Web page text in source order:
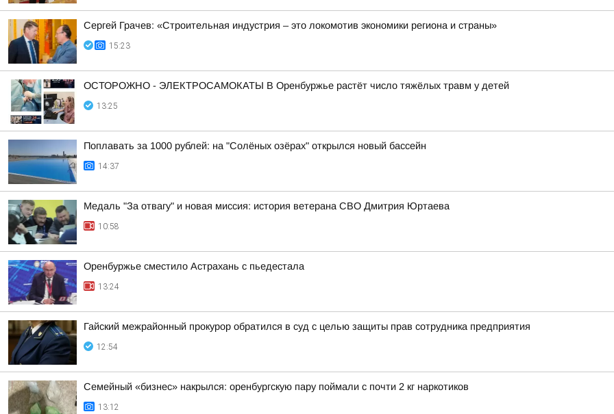
Сергей Грачев: «Строительная индустрия – это локомотив экономики региона и страны»
15:23
ОСТОРОЖНО - ЭЛЕКТРОСАМОКАТЫ В Оренбуржье растёт число тяжёлых травм у детей
13:25
Поплавать за 1000 рублей: на "Солёных озёрах" открылся новый бассейн
14:37
Медаль "За отвагу" и новая миссия: история ветерана СВО Дмитрия Юртаева
10:58
Оренбуржье сместило Астрахань с пьедестала
13:24
Гайский межрайонный прокурор обратился в суд с целью защиты прав сотрудника предприятия
12:54
Семейный «бизнес» накрылся: оренбургскую пару поймали с почти 2 кг наркотиков
13:12